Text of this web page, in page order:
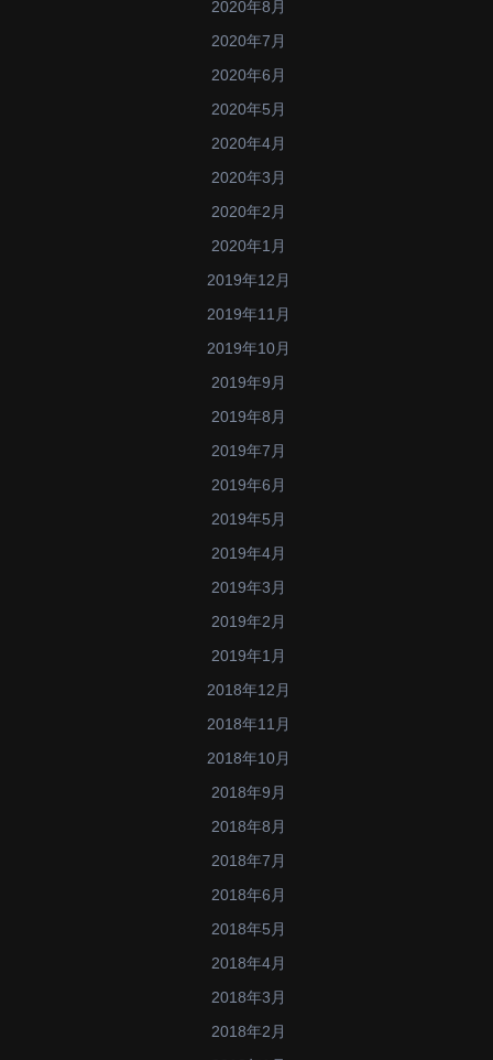
2020年8月
2020年7月
2020年6月
2020年5月
2020年4月
2020年3月
2020年2月
2020年1月
2019年12月
2019年11月
2019年10月
2019年9月
2019年8月
2019年7月
2019年6月
2019年5月
2019年4月
2019年3月
2019年2月
2019年1月
2018年12月
2018年11月
2018年10月
2018年9月
2018年8月
2018年7月
2018年6月
2018年5月
2018年4月
2018年3月
2018年2月